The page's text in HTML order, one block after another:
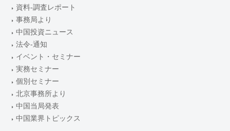
資料-調査レポート
事務局より
中国投資ニュース
法令-通知
イベント・セミナー
実務セミナー
個別セミナー
北京事務所より
中国当局発表
中国業界トピックス